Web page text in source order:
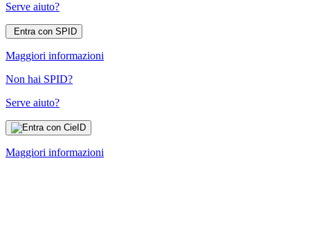
Serve aiuto?
Entra con SPID
Maggiori informazioni
Non hai SPID?
Serve aiuto?
Maggiori informazioni